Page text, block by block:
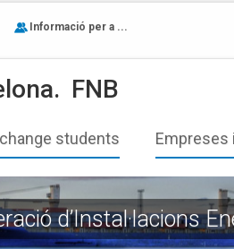
Informació per a ...
FNB
students Empreses
d’Instal·lacions